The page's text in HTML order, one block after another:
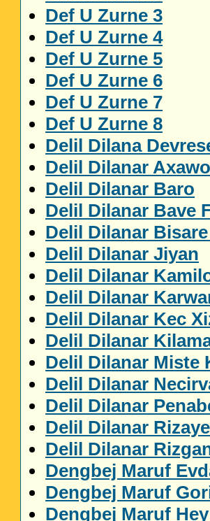
Def U Zurne 3
Def U Zurne 4
Def U Zurne 5
Def U Zurne 6
Def U Zurne 7
Def U Zurne 8
Delil Dilana
Delil Dilanar
Delil Dilanar Baro
Delil Dilanar Bave
Delil Dilanar
Delil Dilanar Jiyan
Delil Dilanar
Delil Dilanar
Delil Dilanar Kec
Delil Dilanar
Delil Dilanar Miste
Delil Dilanar
Delil Dilanar
Delil Dilanar
Delil Dilanar
Dengbej Maruf
Dengbej Maruf
Dengbej Maruf